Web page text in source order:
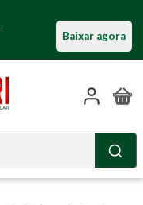
Baixar agora